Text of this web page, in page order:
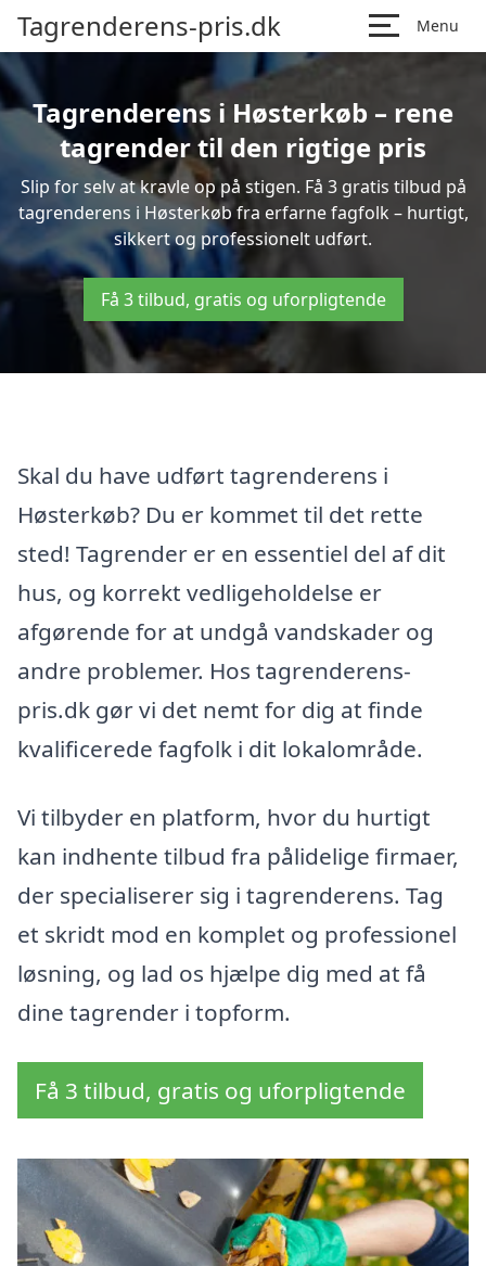
Tagrenderens-pris.dk Menu
Tagrenderens i Høsterkøb – rene
tagrender til den rigtige pris
Slip for selv at kravle op på stigen. Få 3 gratis tilbud på
tagrenderens i Høsterkøb fra erfarne fagfolk – hurtigt,
sikkert og professionelt udført.
Få 3 tilbud, gratis og uforpligtende
Skal du have udført tagrenderens i
Høsterkøb? Du er kommet til det rette
sted! Tagrender er en essentiel del af dit
hus, og korrekt vedligeholdelse er
afgørende for at undgå vandskader og
andre problemer. Hos tagrenderens-
pris.dk gør vi det nemt for dig at finde
kvalificerede fagfolk i dit lokalområde.
Vi tilbyder en platform, hvor du hurtigt
kan indhente tilbud fra pålidelige firmaer,
der specialiserer sig i tagrenderens. Tag
et skridt mod en komplet og professionel
løsning, og lad os hjælpe dig med at få
dine tagrender i topform.
Få 3 tilbud, gratis og uforpligtende